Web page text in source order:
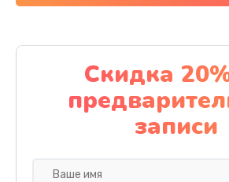
Заказать
Замена дисплея
2000 руб.
Заказать
Ремонт платы
Скидка
записи